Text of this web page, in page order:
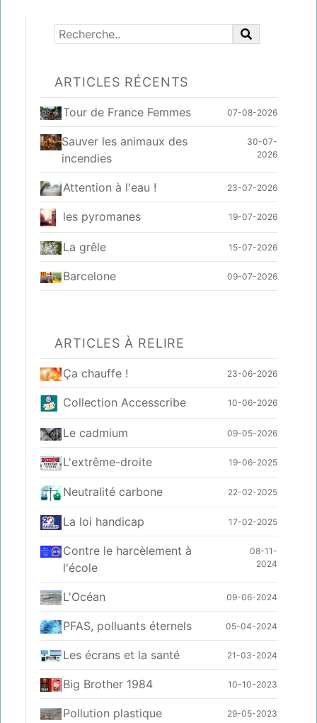
ARTICLES RÉCENTS
Tour de France Femmes 07-08-2026
Sauver les animaux des
incendies
30-07-
2026
Attention à l'eau ! 23-07-2026
les pyromanes 19-07-2026
La grêle 15-07-2026
Barcelone 09-07-2026
ARTICLES À RELIRE
Ça chauffe ! 23-06-2026
Collection Accesscribe 10-06-2026
Le cadmium 09-05-2026
L'extrême-droite 19-06-2025
Neutralité carbone 22-02-2025
La loi handicap 17-02-2025
Contre le harcèlement à
l'école
08-11-
2024
L'Océan 09-06-2024
PFAS, polluants éternels 05-04-2024
Les écrans et la santé 21-03-2024
Big Brother 1984 10-10-2023
Pollution plastique 29-05-2023